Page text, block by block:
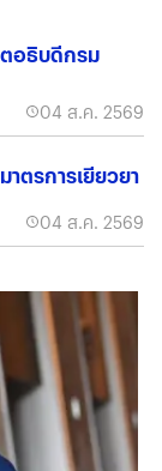
อธิบดีกรม
04 ส.ค. 2569
ตรการเยียวยา
04 ส.ค. 2569